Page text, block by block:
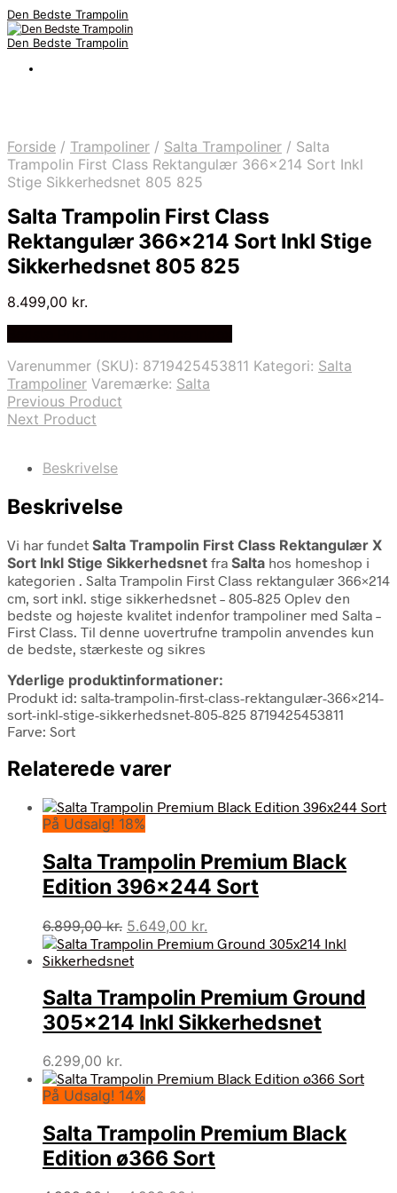
Den Bedste Trampolin
Den Bedste Trampolin
Forside / Trampoliner / Salta Trampoliner / Salta
Trampolin First Class Rektangulær 366×214 Sort Inkl
Stige Sikkerhedsnet 805 825
Salta Trampolin First Class
Rektangulær 366×214 Sort Inkl Stige
Sikkerhedsnet 805 825
8.499,00 kr.
Varenummer (SKU): 8719425453811 Kategori: Salta
Trampoliner Varemærke: Salta
Previous Product
Next Product
Beskrivelse
Beskrivelse
Vi har fundet Salta Trampolin First Class Rektangulær X
Sort Inkl Stige Sikkerhedsnet fra Salta hos homeshop i
kategorien . Salta Trampolin First Class rektangulær 366×214
cm, sort inkl. stige sikkerhedsnet – 805-825 Oplev den
bedste og højeste kvalitet indenfor trampoliner med Salta –
First Class. Til denne uovertrufne trampolin anvendes kun
de bedste, stærkeste og sikres
Yderlige produktinformationer:
Produkt id: salta-trampolin-first-class-rektangulær-366×214-
sort-inkl-stige-sikkerhedsnet-805-825 8719425453811
Farve: Sort
Relaterede varer
På Udsalg! 18%
Salta Trampolin Premium Black
Edition 396×244 Sort
6.899,00kr. Den
oprindelige
pris
6.899,00 kr..
5.649,00 kr.
aktuelle
5.649,00 kr..
Salta Trampolin Premium Ground
305×214 Inkl Sikkerhedsnet
6.299,00 kr.
På Udsalg! 14%
Salta Trampolin Premium Black
Edition ø366 Sort